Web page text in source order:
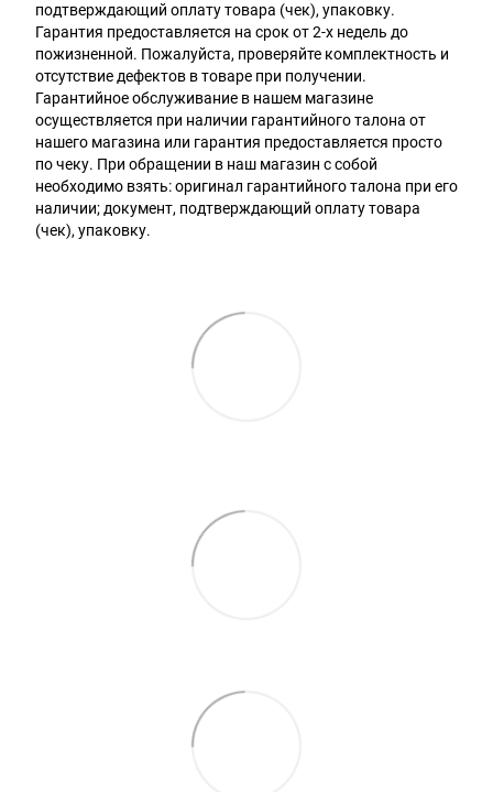
подтверждающий оплату товара (чек), упаковку.
Гарантия предоставляется на срок от 2-х недель до
пожизненной. Пожалуйста, проверяйте комплектность и
отсутствие дефектов в товаре при получении.
Гарантийное обслуживание в нашем магазине
осуществляется при наличии гарантийного талона от
нашего магазина или гарантия предоставляется просто
по чеку. При обращении в наш магазин с собой
необходимо взять: оригинал гарантийного талона при его
наличии; документ, подтверждающий оплату товара
(чек), упаковку.